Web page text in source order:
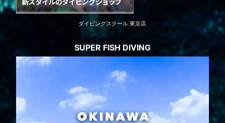
ダイビングスクール 東京店
SUPER FISH DIVING